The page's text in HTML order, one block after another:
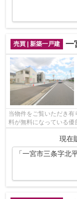
売買 | 新築一戸建 一宮
当物件をご覧いただき
料が無料になっている優
現在
「一宮市三条字北